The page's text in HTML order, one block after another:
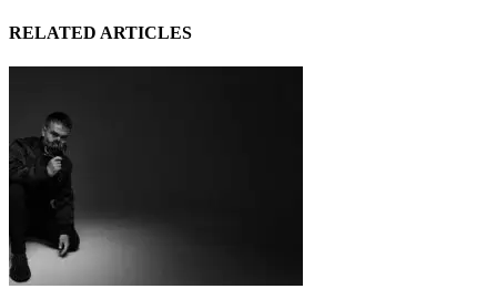
RELATED ARTICLES